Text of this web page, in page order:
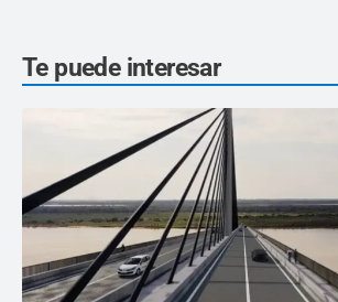
Te puede interesar